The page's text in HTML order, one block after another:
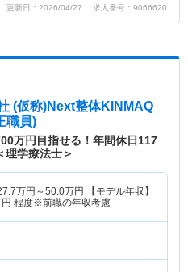
更新日：2026/04/27 求人番号：9066620
(仮称)Next整体KINMAQ
職員)
万円目指せる！年間休日117
理学療法士＞
万円～50.0万円
【モデル年収】
程度※前職の年収考慮